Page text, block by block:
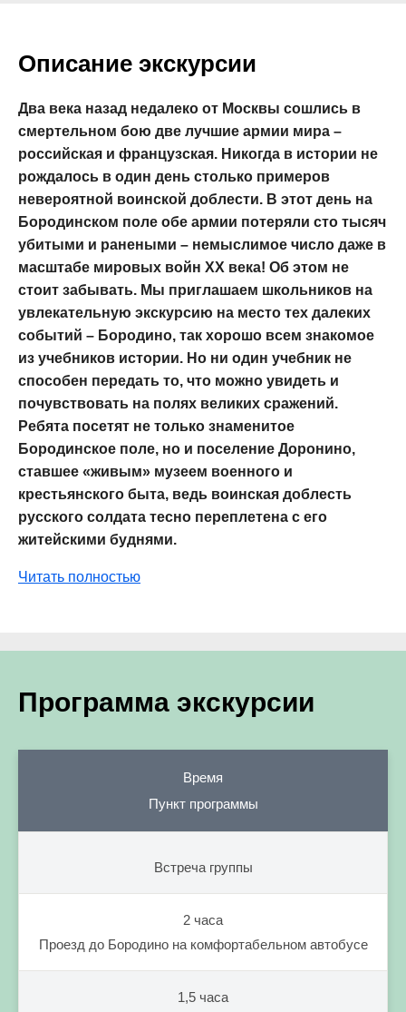
Описание экскурсии
Два века назад недалеко от Москвы сошлись в
смертельном бою две лучшие армии мира –
российская и французская. Никогда в истории не
рождалось в один день столько примеров
невероятной воинской доблести. В этот день на
Бородинском поле обе армии потеряли сто тысяч
убитыми и ранеными – немыслимое число даже в
масштабе мировых войн XX века! Об этом не
стоит забывать. Мы приглашаем школьников на
увлекательную экскурсию на место тех далеких
событий – Бородино, так хорошо всем знакомое
из учебников истории. Но ни один учебник не
способен передать то, что можно увидеть и
почувствовать на полях великих сражений.
Ребята посетят не только знаменитое
Бородинское поле, но и поселение Доронино,
ставшее «живым» музеем военного и
крестьянского быта, ведь воинская доблесть
русского солдата тесно переплетена с его
житейскими буднями.
Читать полностью
Программа экскурсии
Время
Пункт программы
Встреча группы
2 часа
Проезд до Бородино на комфортабельном автобусе
1,5 часа